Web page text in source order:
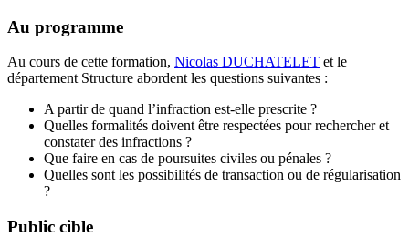
Au programme
Au cours de cette formation, Nicolas DUCHATELET et le
département Structure abordent les questions suivantes :
A partir de quand l’infraction est-elle prescrite ?
Quelles formalités doivent être respectées pour rechercher et
constater des infractions ?
Que faire en cas de poursuites civiles ou pénales ?
Quelles sont les possibilités de transaction ou de régularisation
?
Public cible